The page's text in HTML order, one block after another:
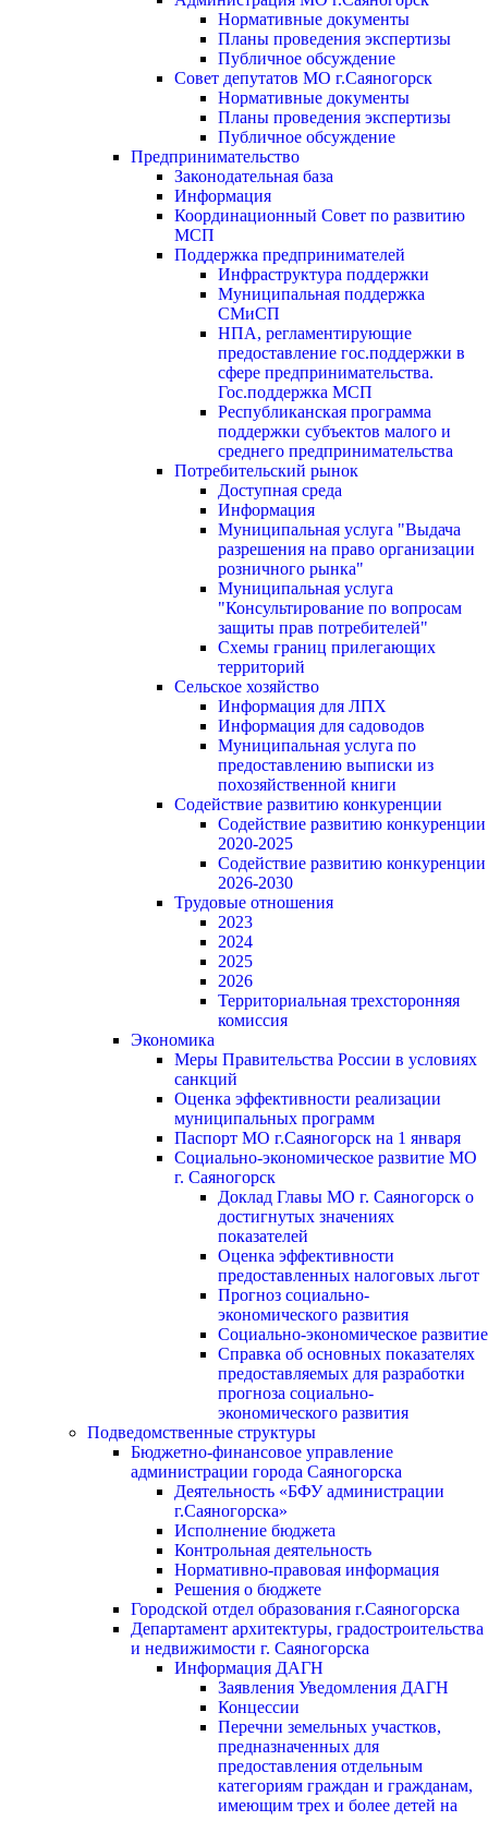
Нормативные документы
Планы проведения экспертизы
Публичное обсуждение
Совет депутатов МО г.Саяногорск
Нормативные документы
Планы проведения экспертизы
Публичное обсуждение
Предпринимательство
Законодательная база
Информация
Координационный Совет по развитию
МСП
Поддержка предпринимателей
Инфраструктура поддержки
Муниципальная поддержка
СМиСП
НПА, регламентирующие
предоставление гос.поддержки в
сфере предпринимательства.
Гос.поддержка МСП
Республиканская программа
поддержки субъектов малого и
среднего предпринимательства
Потребительский рынок
Доступная среда
Информация
Муниципальная услуга "Выдача
разрешения на право организации
розничного рынка"
Муниципальная услуга
"Консультирование по вопросам
защиты прав потребителей"
Схемы границ прилегающих
территорий
Сельское хозяйство
Информация для ЛПХ
Информация для садоводов
Муниципальная услуга по
предоставлению выписки из
похозяйственной книги
Содействие развитию конкуренции
Содействие развитию конкуренции
2020-2025
Содействие развитию конкуренции
2026-2030
Трудовые отношения
2023
2024
2025
2026
Территориальная трехсторонняя
комиссия
Экономика
Меры Правительства России в условиях
санкций
Оценка эффективности реализации
муниципальных программ
Паспорт МО г.Саяногорск на 1 января
Социально-экономическое развитие МО
г. Саяногорск
Доклад Главы МО г. Саяногорск о
достигнутых значениях
показателей
Оценка эффективности
предоставленных налоговых льгот
Прогноз социально-
экономического развития
Социально-экономическое развитие
Справка об основных показателях
предоставляемых для разработки
прогноза социально-
экономического развития
Подведомственные структуры
Бюджетно-финансовое управление
администрации города Саяногорска
Деятельность «БФУ администрации
г.Саяногорска»
Исполнение бюджета
Контрольная деятельность
Нормативно-правовая информация
Решения о бюджете
Городской отдел образования г.Саяногорска
Департамент архитектуры, градостроительства
и недвижимости г. Саяногорска
Информация ДАГН
Заявления Уведомления ДАГН
Концессии
Перечни земельных участков,
предназначенных для
предоставления отдельным
категориям граждан и гражданам,
имеющим трех и более детей на